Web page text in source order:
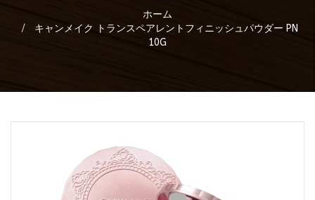
ホーム
キャンメイク トランスペアレントフィニッシュパウダー PN
10G